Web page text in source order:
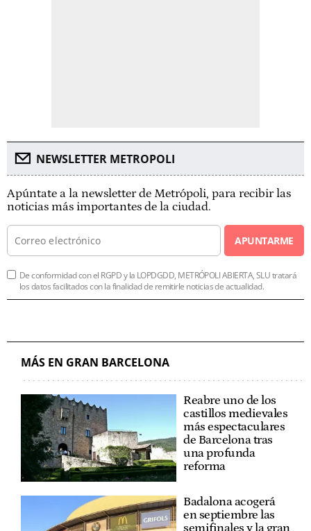
NEWSLETTER METROPOLI
Apúntate a la newsletter de Metrópoli, para recibir las
noticias más importantes de la ciudad.
APUNTARME
De conformidad con el RGPD y la LOPDGDD, METRÓPOLI ABIERTA, SLU tratará
los datos facilitados con la finalidad de remitirle noticias de actualidad.
MÁS EN GRAN BARCELONA
Reabre uno de los
castillos medievales
más espectaculares
de Barcelona tras
una profunda
reforma
Badalona acogerá
en septiembre las
semifinales y la gran